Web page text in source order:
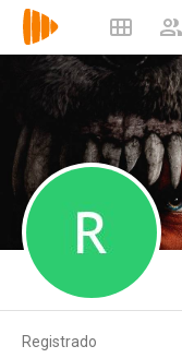
Registrado